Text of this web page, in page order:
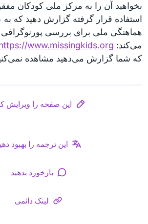
بخواهید آن را به مرکز ملی کودکان
استفاده قرار گرفته گزارش دهید که
هماهنگی ملی برای بررسی
می‌کند: www.missingkids.org/
که شما گزارش می‌دهید مشاهده
این صفحه را ویرایش
این ترجمه را بهبود
بازخورد بدهید
لینک دائمی